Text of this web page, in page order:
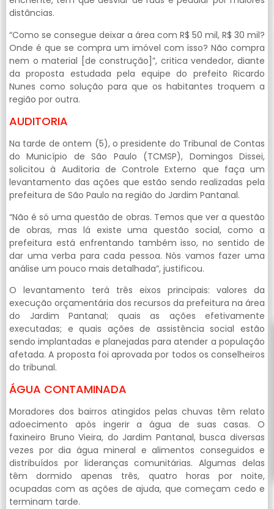
distâncias.
“Como se consegue deixar a área com R$ 50 mil, R$ 30 mil?
Onde é que se compra um imóvel com isso? Não compra
nem o material [de construção]”, critica vendedor, diante
da proposta estudada pela equipe do prefeito Ricardo
Nunes como solução para que os habitantes troquem a
região por outra.
AUDITORIA
Na tarde de ontem (5), o presidente do Tribunal de Contas
do Município de São Paulo (TCMSP), Domingos Dissei,
solicitou à Auditoria de Controle Externo que faça um
levantamento das ações que estão sendo realizadas pela
prefeitura de São Paulo na região do Jardim Pantanal.
“Não é só uma questão de obras. Temos que ver a questão
de obras, mas lá existe uma questão social, como a
prefeitura está enfrentando também isso, no sentido de
dar uma verba para cada pessoa. Nós vamos fazer uma
análise um pouco mais detalhada”, justificou.
O levantamento terá três eixos principais: valores da
execução orçamentária dos recursos da prefeitura na área
do Jardim Pantanal; quais as ações efetivamente
executadas; e quais ações de assistência social estão
sendo implantadas e planejadas para atender a população
afetada. A proposta foi aprovada por todos os conselheiros
do tribunal.
ÁGUA CONTAMINADA
Moradores dos bairros atingidos pelas chuvas têm relato
adoecimento após ingerir a água de suas casas. O
faxineiro Bruno Vieira, do Jardim Pantanal, busca diversas
vezes por dia água mineral e alimentos conseguidos e
distribuídos por lideranças comunitárias. Algumas delas
têm dormido apenas três, quatro horas por noite,
ocupadas com as ações de ajuda, que começam cedo e
terminam tarde.